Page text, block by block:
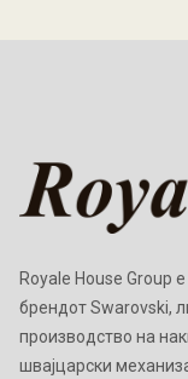
Royale House Group
брендот Swarovski,
производство на
швајцарски